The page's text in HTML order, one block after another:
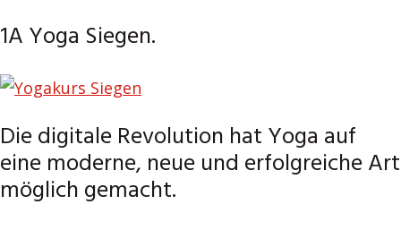
1A Yoga Siegen.
Die digitale Revolution hat Yoga auf
eine moderne, neue und erfolgreiche Art
möglich gemacht.